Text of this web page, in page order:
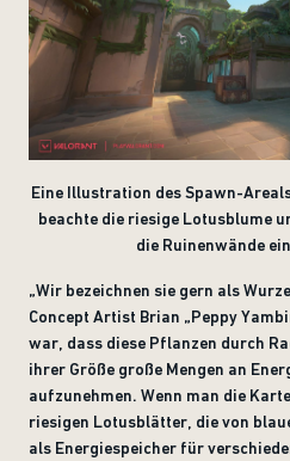
Eine Illustration des Spawn-
beachte die riesige Lotusblume
die Ruinenwände
„Wir bezeichnen sie gern als
Concept Artist Brian „Peppy
war, dass diese Pflanzen durch
ihrer Größe große Mengen an
aufzunehmen. Wenn man die
riesigen Lotusblätter, die von
als Energiespeicher für